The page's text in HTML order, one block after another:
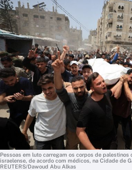
Pessoas em luto carregam os corpos de palestinos
israelense, de acordo com médicos, na Cidade de
REUTERS/Dawoud Abu Alkas